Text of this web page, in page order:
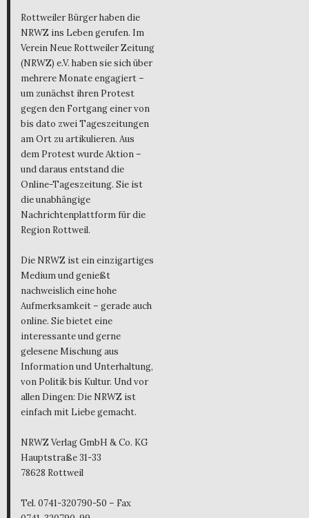
Rottweiler Bürger haben die
NRWZ ins Leben gerufen. Im
Verein Neue Rottweiler Zeitung
(NRWZ) e.V. haben sie sich über
mehrere Monate engagiert –
um zunächst ihren Protest
gegen den Fortgang einer von
bis dato zwei Tageszeitungen
am Ort zu artikulieren. Aus
dem Protest wurde Aktion –
und daraus entstand die
Online-Tageszeitung. Sie ist
die unabhängige
Nachrichtenplattform für die
Region Rottweil.
Die NRWZ ist ein einzigartiges
Medium und genießt
nachweislich eine hohe
Aufmerksamkeit – gerade auch
online. Sie bietet eine
interessante und gerne
gelesene Mischung aus
Information und Unterhaltung,
von Politik bis Kultur. Und vor
allen Dingen: Die NRWZ ist
einfach mit Liebe gemacht.
NRWZ Verlag GmbH & Co. KG
Hauptstraße 31-33
78628 Rottweil
Tel. 0741-320790-50 – Fax